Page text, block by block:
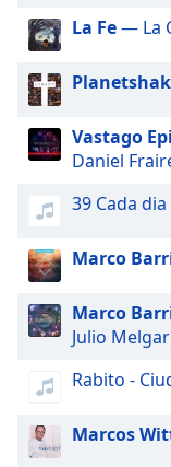
Picture-
Picture
Fullscreen
This
modal
window.
Beginning
dialog
Escape
cancel
and
La Fe— La
Vastago
Daniel
39 Cada
Marco
Marco
Julio
Rabito -
Marcos